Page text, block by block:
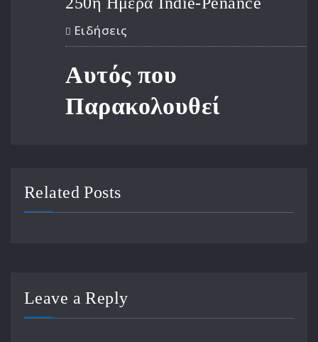
Ειδήσεις
Αυτός που
Παρακολουθεί
Related Posts
Leave a Reply